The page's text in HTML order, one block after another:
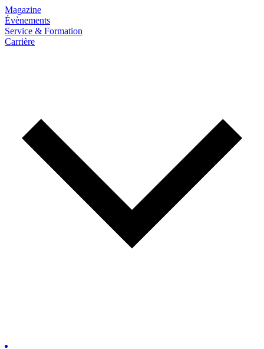
Magazine
Évènements
Service & Formation
Carrière